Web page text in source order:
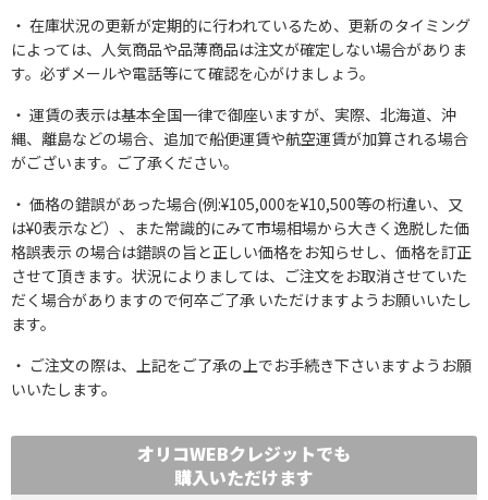
在庫状況の更新が定期的に行われているため、更新のタイミング
によっては、人気商品や品薄商品は注文が確定しない場合がありま
す。必ずメールや電話等にて確認を心がけましょう。
運賃の表示は基本全国一律で御座いますが、実際、北海道、沖
縄、離島などの場合、追加で船便運賃や航空運賃が加算される場合
がございます。ご了承ください。
価格の錯誤があった場合(例:¥105,000を¥10,500等の桁違い、又
は¥0表示など）、また常識的にみて市場相場から大きく逸脱した価
格誤表示 の場合は錯誤の旨と正しい価格をお知らせし、価格を訂正
させて頂きます。状況によりましては、ご注文をお取消させていた
だく場合がありますので何卒ご了承 いただけますようお願いいたし
ます。
ご注文の際は、上記をご了承の上でお手続き下さいますようお願
いいたします。
オリコWEBクレジットでも
購入いただけます